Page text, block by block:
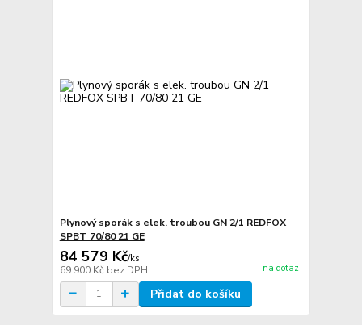
Plynový sporák s elek. troubou GN 2/1 REDFOX
SPBT 70/80 21 GE
84 579 Kč/ks
69 900 Kč bez DPH na dotaz
Přidat do košíku